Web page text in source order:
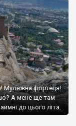
Муляжна фортеця!
А мене ще там
до цього літа.